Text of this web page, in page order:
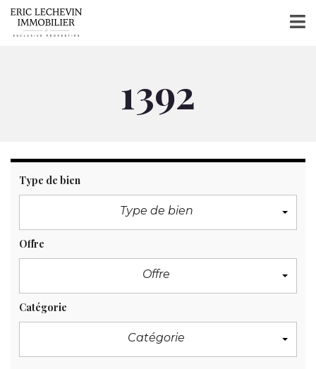
1392
Type de bien
Type de bien
Offre
Offre
Catégorie
Catégorie